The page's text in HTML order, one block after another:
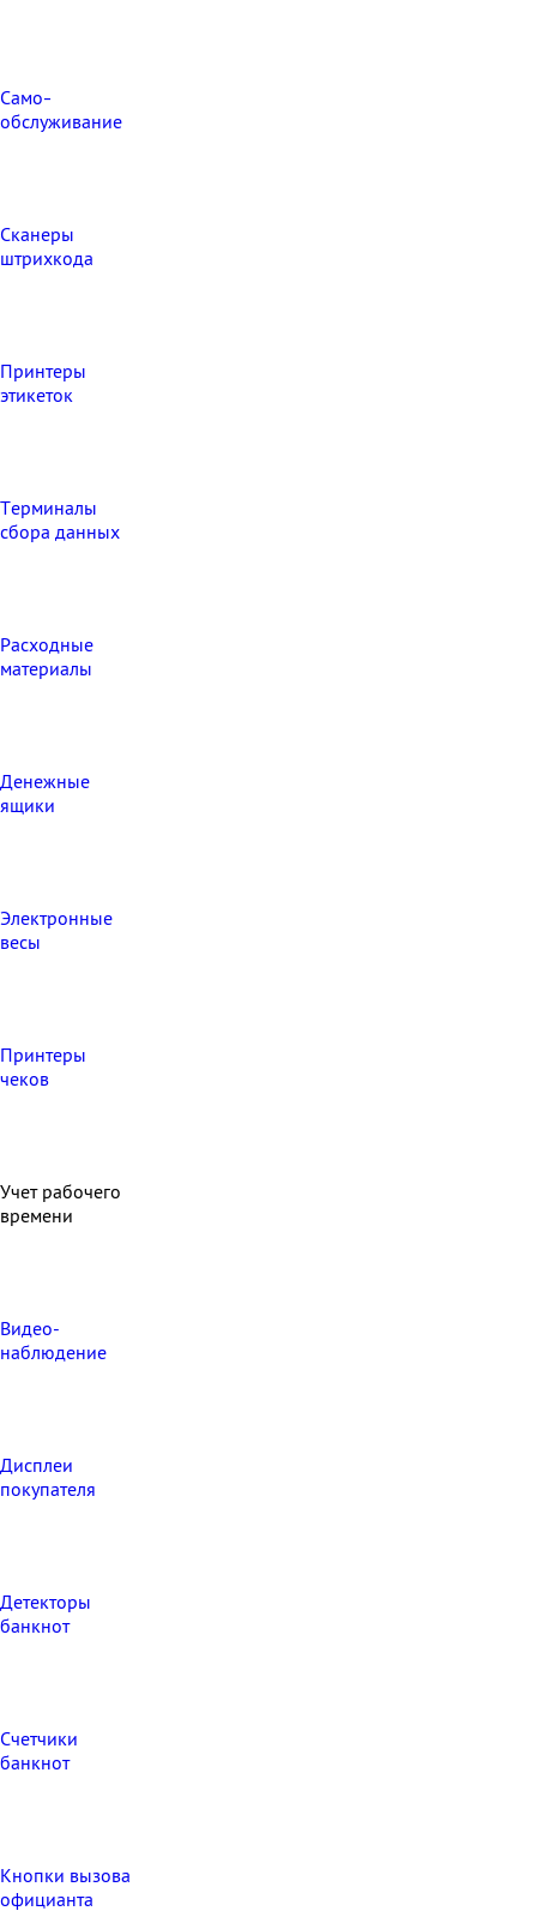
Само-
обслуживание
Сканеры
штрихкода
Принтеры
этикеток
Терминалы
сбора данных
Расходные
материалы
Денежные
ящики
Электронные
весы
Принтеры
чеков
Учет рабочего
времени
Видео‑
наблюдение
Дисплеи
покупателя
Детекторы
банкнот
Счетчики
банкнот
Кнопки вызова
официанта